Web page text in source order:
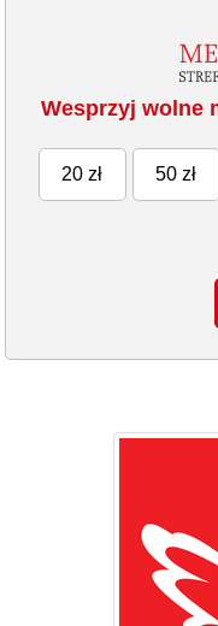
Wesprzyj wolne
20 zł 50 zł